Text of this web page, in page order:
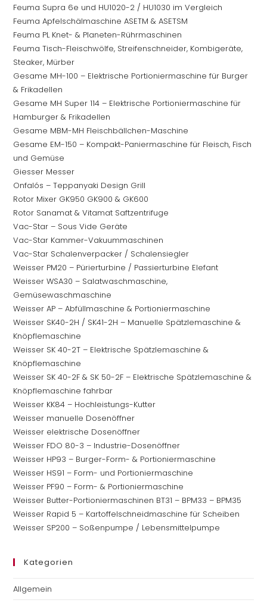
Feuma Supra 6e und HU1020-2 / HU1030 im Vergleich
Feuma Apfelschälmaschine ASETM & ASETSM
Feuma PL Knet- & Planeten-Rührmaschinen
Feuma Tisch-Fleischwölfe, Streifenschneider, Kombigeräte,
Steaker, Mürber
Gesame MH-100 – Elektrische Portioniermaschine für Burger
& Frikadellen
Gesame MH Super 114 – Elektrische Portioniermaschine für
Hamburger & Frikadellen
Gesame MBM-MH Fleischbällchen-Maschine
Gesame EM-150 – Kompakt-Paniermaschine für Fleisch, Fisch
und Gemüse
Giesser Messer
Onfalós – Teppanyaki Design Grill
Rotor Mixer GK950 GK900 & GK600
Rotor Sanamat & Vitamat Saftzentrifuge
Vac-Star – Sous Vide Geräte
Vac-Star Kammer-Vakuummaschinen
Vac-Star Schalenverpacker / Schalensiegler
Weisser PM20 – Pürierturbine / Passierturbine Elefant
Weisser WSA30 – Salatwaschmaschine,
Gemüsewaschmaschine
Weisser AP – Abfüllmaschine & Portioniermaschine
Weisser SK40-2H / SK41-2H – Manuelle Spätzlemaschine &
Knöpflemaschine
Weisser SK 40-2T – Elektrische Spätzlemaschine &
Knöpflemaschine
Weisser SK 40-2F & SK 50-2F – Elektrische Spätzlemaschine &
Knöpflemaschine fahrbar
Weisser KK84 – Hochleistungs-Kutter
Weisser manuelle Dosenöffner
Weisser elektrische Dosenöffner
Weisser FDO 80-3 – Industrie-Dosenöffner
Weisser HP93 – Burger-Form- & Portioniermaschine
Weisser HS91 – Form- und Portioniermaschine
Weisser PF90 – Form- & Portioniermaschine
Weisser Butter-Portioniermaschinen BT31 – BPM33 – BPM35
Weisser Rapid 5 – Kartoffelschneidmaschine für Scheiben
Weisser SP200 – Soßenpumpe / Lebensmittelpumpe
Kategorien
Allgemein